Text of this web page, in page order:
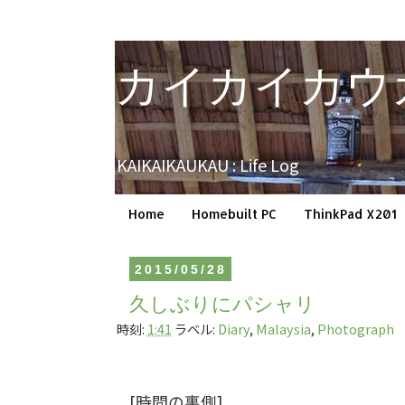
カイカイカウ
KAIKAIKAUKAU : Life Log
Home Homebuilt PC ThinkPad X201
2015/05/28
久しぶりにパシャリ
時刻: 1:41 ラベル: Diary, Malaysia, Photograph